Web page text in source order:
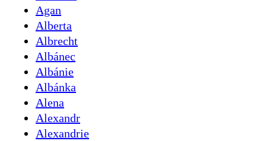
Agan
Alberta
Albrecht
Albánec
Albánie
Albánka
Alena
Alexandr
Alexandrie